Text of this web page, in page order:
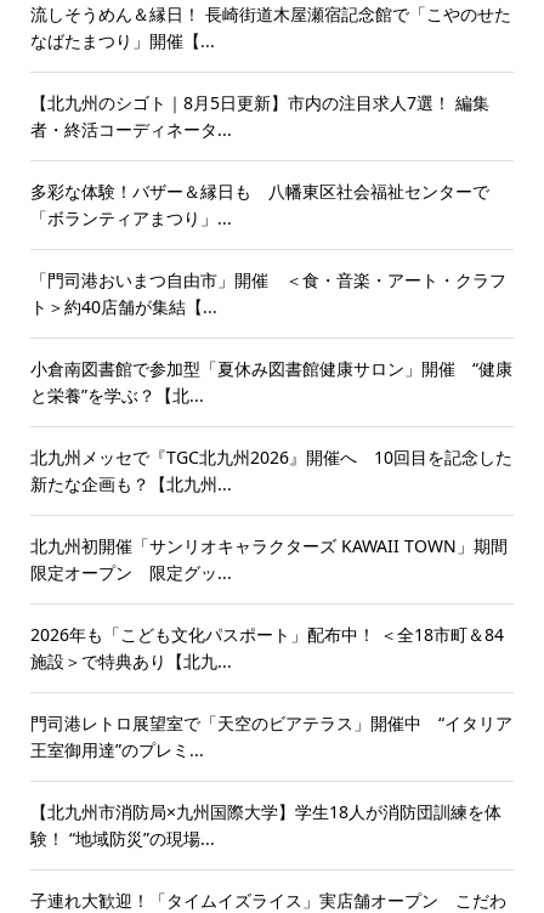
流しそうめん＆縁日！ 長崎街道木屋瀬宿記念館で「こやのせた
なばたまつり」開催【...
【北九州のシゴト｜8月5日更新】市内の注目求人7選！ 編集
者・終活コーディネータ...
多彩な体験！バザー＆縁日も 八幡東区社会福祉センターで
「ボランティアまつり」...
「門司港おいまつ自由市」開催 ＜食・音楽・アート・クラフ
ト＞約40店舗が集結【...
小倉南図書館で参加型「夏休み図書館健康サロン」開催 “健康
と栄養”を学ぶ？【北...
北九州メッセで『TGC北九州2026』開催へ 10回目を記念した
新たな企画も？【北九州...
北九州初開催「サンリオキャラクターズ KAWAII TOWN」期間
限定オープン 限定グッ...
2026年も「こども文化パスポート」配布中！ ＜全18市町＆84
施設＞で特典あり【北九...
門司港レトロ展望室で「天空のビアテラス」開催中 “イタリア
王室御用達”のプレミ...
【北九州市消防局×九州国際大学】学生18人が消防団訓練を体
験！ “地域防災”の現場...
子連れ大歓迎！「タイムイズライス」実店舗オープン こだわ